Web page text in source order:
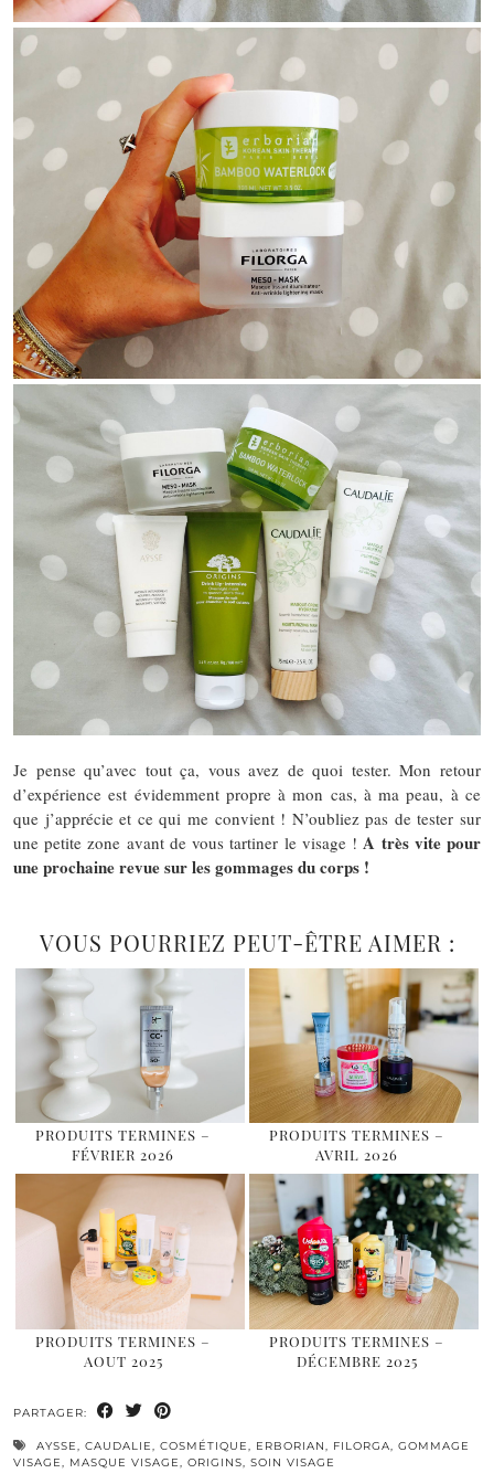
Je pense qu’avec tout ça, vous avez de quoi tester. Mon retour
d’expérience est évidemment propre à mon cas, à ma peau, à ce
que j’apprécie et ce qui me convient ! N’oubliez pas de tester sur
une petite zone avant de vous tartiner le visage ! A très vite pour
une prochaine revue sur les gommages du corps !
VOUS POURRIEZ PEUT-ÊTRE AIMER :
PRODUITS TERMINES –
FÉVRIER 2026
PRODUITS TERMINES –
AVRIL 2026
PRODUITS TERMINES –
AOUT 2025
PRODUITS TERMINES –
DÉCEMBRE 2025
PARTAGER:
AYSSE, CAUDALIE, COSMÉTIQUE, ERBORIAN, FILORGA, GOMMAGE
VISAGE, MASQUE VISAGE, ORIGINS, SOIN VISAGE